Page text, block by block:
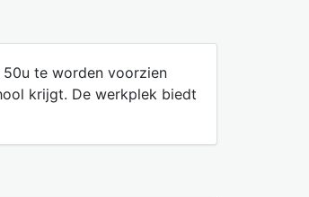
te worden voorzien
krijgt. De werkplek biedt